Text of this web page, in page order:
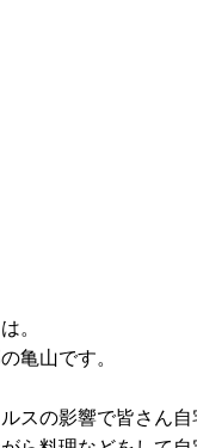
。
亀山です。
スの影響で皆さん